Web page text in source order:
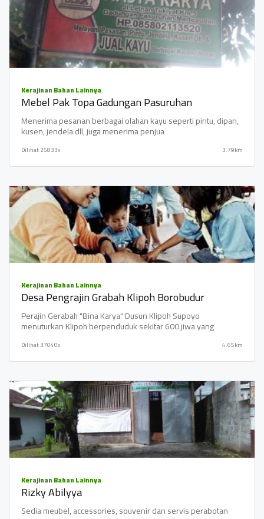
Kerajinan Bahan Lainnya
Mebel Pak Topa Gadungan Pasuruhan
Menerima pesanan berbagai olahan kayu seperti pintu, dipan,
kusen, jendela dll, juga menerima penjua
Dilihat25833x 3.79km
Kerajinan Bahan Lainnya
Desa Pengrajin Grabah Klipoh Borobudur
Perajin Gerabah "Bina Karya" Dusun Klipoh Supoyo
menuturkan Klipoh berpenduduk sekitar 600 jiwa yang
Dilihat37040x 4.65km
Kerajinan Bahan Lainnya
Rizky Abilyya
Sedia meubel, accessories, souvenir dan servis perabotan